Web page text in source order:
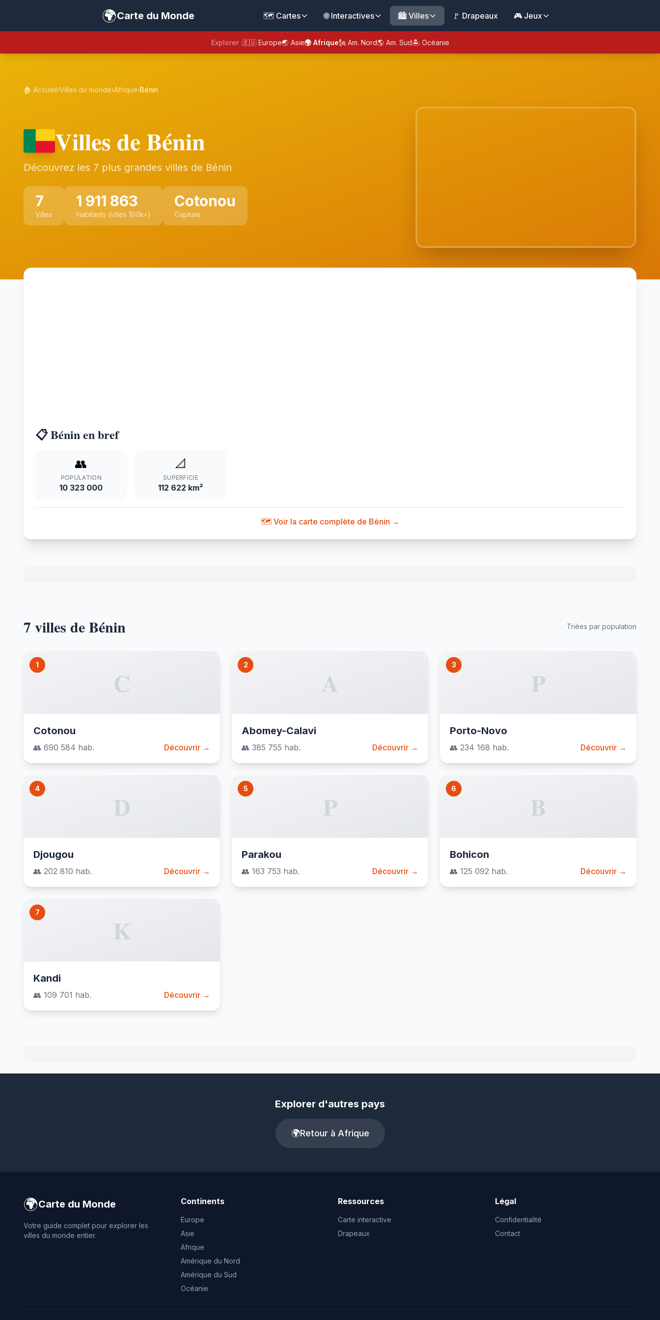
🌍Carte du Monde 🗺️ Cartes 🌐 Interactives 🏙️ Villes 🚩 Drapeaux 🎮 Jeux
Explorer :🇪🇺 Europe🌏 Asie🌍 Afrique🗽 Am. Nord🌎 Am. Sud🏝️ Océanie
🏠 Accueil›Villes du monde›Afrique›Bénin
Villes de Bénin
Découvrez les 7 plus grandes villes de Bénin
7
Villes
1 911 863
Habitants (villes 100k+)
Cotonou
Capitale
📋 Bénin en bref
👥
POPULATION
10 323 000
📐
SUPERFICIE
112 622 km²
🗺️ Voir la carte complète de Bénin →
7 villes de Bénin Triées par population
1
C
Cotonou
👥 690 584 hab. Découvrir →
2
A
Abomey-Calavi
👥 385 755 hab. Découvrir →
3
P
Porto-Novo
👥 234 168 hab. Découvrir →
4
D
Djougou
👥 202 810 hab. Découvrir →
5
P
Parakou
👥 163 753 hab. Découvrir →
6
B
Bohicon
👥 125 092 hab. Découvrir →
7
K
Kandi
👥 109 701 hab. Découvrir →
Explorer d'autres pays
🌍Retour à Afrique
🌍Carte du Monde
Votre guide complet pour explorer les
villes du monde entier.
Continents
Europe
Asie
Afrique
Amérique du Nord
Amérique du Sud
Océanie
Ressources
Carte interactive
Drapeaux
Légal
Confidentialité
Contact